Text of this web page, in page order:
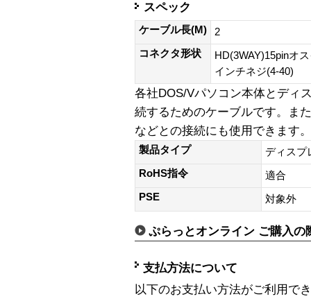
スペック
ケーブル長(M)
2
コネクタ形状
HD(3WAY)15pinオ
インチネジ(4-40)
各社DOS/Vパソコン本体とディ
続するためのケーブルです。ま
などとの接続にも使用できます。
製品タイプ
ディスプ
RoHS指令
適合
PSE
対象外
ぷらっとオンライン ご購入の
支払方法について
以下のお支払い方法がご利用で